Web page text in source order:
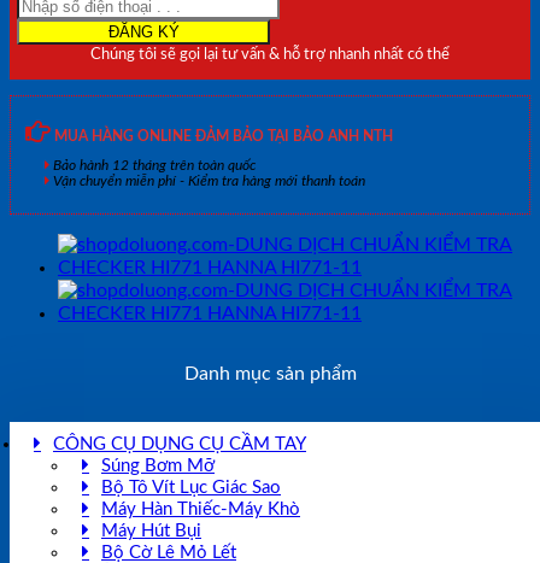
HI761
HANNA
HI761-
11
lượng
Chúng tôi sẽ gọi lại tư vấn & hỗ trợ nhanh nhất có thể
MUA HÀNG ONLINE ĐẢM BẢO TẠI BẢO ANH NTH
Bảo hành 12 tháng trên toàn quốc
Vận chuyển miễn phí - Kiểm tra hàng mới thanh toán
Danh mục sản phẩm
CÔNG CỤ DỤNG CỤ CẦM TAY
Súng Bơm Mỡ
Bộ Tô Vít Lục Giác Sao
Máy Hàn Thiếc-Máy Khò
Máy Hút Bụi
Bộ Cờ Lê Mỏ Lết